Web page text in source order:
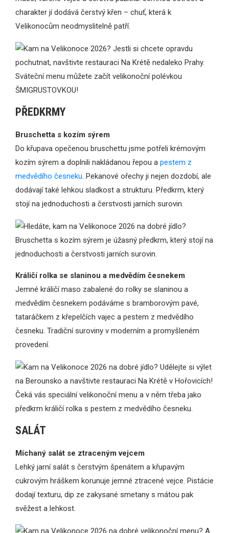
charakter jí dodává čerstvý křen – chuť, která k
Velikonocům neodmyslitelně patří.
PŘEDKRMY
Bruschetta s kozím sýrem
Do křupava opečenou bruschettu jsme potřeli krémovým
kozím sýrem a doplnili nakládanou řepou a pestem z
medvědího česneku. Pekanové ořechy ji nejen dozdobí, ale
dodávají také lehkou sladkost a strukturu. Předkrm, který
stojí na jednoduchosti a čerstvosti jarních surovin.
Králičí rolka se slaninou a medvědím česnekem
Jemné králičí maso zabalené do rolky se slaninou a
medvědím česnekem podáváme s bramborovým pavé,
tataráčkem z křepelčích vajec a pestem z medvědího
česneku. Tradiční suroviny v moderním a promyšleném
provedení.
SALÁT
Míchaný salát se ztraceným vejcem
Lehký jarní salát s čerstvým špenátem a křupavým
cukrovým hráškem korunuje jemné ztracené vejce. Pistácie
dodají texturu, dip ze zakysané smetany s mátou pak
svěžest a lehkost.